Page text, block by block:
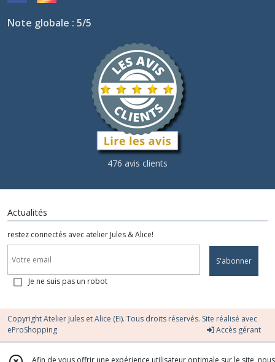
Note globale : 5/5
476 avis clients
Actualités
restez connectés avec atelier Jules & Alice!
S'abonner
Je ne suis pas un robot
Copyright Atelier Jules et Alice (EI). Tous droits réservés. Site réalisé avec
eProShopping
Accès gérant
Afin de vous offrir une expérience utilisateur optimale sur le site, nous